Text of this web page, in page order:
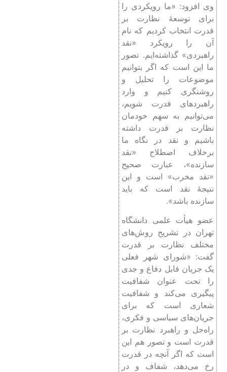
وی افزود: «ما رویکردی را
برای توسعۀ نظارت بر
قدرت انتخاب کردیم که نام
آن را رویکرد «نقد
راهبردی» گذاشته‌ایم. تصور
ما این است که اگر بتوانیم
موضوعات را تحلیل و
روشنگری کنیم و وارد
راهبردهای قدرت شویم،
می‌توانیم به سهم خودمان
نظارت بر قدرت داشته
باشیم و نقد در نگاه ما
برخلاف اصطلاح «نقد
سازنده»، عبارت صحیح
«نقد مخرب» است و این
نتیجۀ نقد است که باید
سازنده باشد».
عضو هیأت علمی دانشگاه
تهران در تشریح روش‌های
مختلف نظارت بر قدرت
گفت: «شورای شهر فعلی
یک جریان قابل دفاع و جدی
را تحت عنوان شفافیت
پیگیری می‌کند و شفافیت
شعاری است که برای
جریان‌های سیاسی و فکری،
راه‌حل و راهبرد نظارت بر
قدرت است و تصور هم این
است که اگر آنچه در قدرت
رخ می‌دهد، شفاف و در